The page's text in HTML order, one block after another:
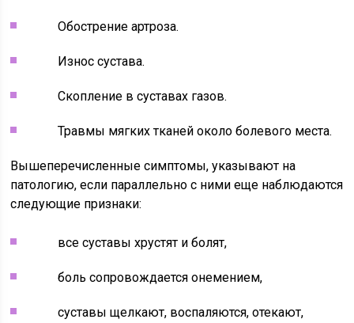
Обострение артроза.
Износ сустава.
Скопление в суставах газов.
Травмы мягких тканей около болевого места.
Вышеперечисленные симптомы, указывают на
патологию, если параллельно с ними еще наблюдаются
следующие признаки:
все суставы хрустят и болят,
боль сопровождается онемением,
суставы щелкают, воспаляются, отекают,